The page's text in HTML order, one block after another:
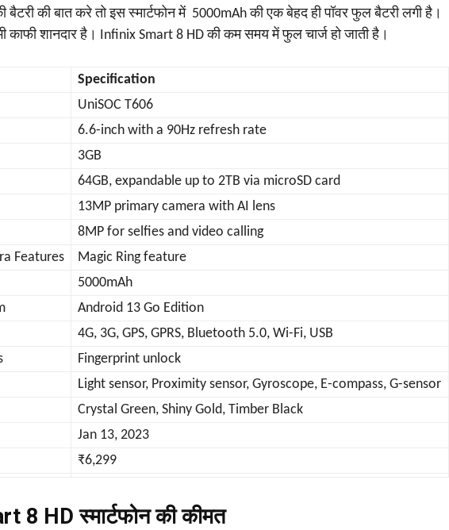
बैटरी की बात करे तो इस स्‍मार्टफोन में 5000mAh की एक बेहद ही पॉवर फुल बैटरी लगी है।
काफी शानदार है। Infinix Smart 8 HD की कम समय में फुल चार्ज हो जाती है।
Specification
UniSOC T606
6.6-inch with a 90Hz refresh rate
3GB
64GB, expandable up to 2TB via microSD card
13MP primary camera with AI lens
8MP for selfies and video calling
Features
Magic Ring feature
5000mAh
Android 13 Go Edition
4G, 3G, GPS, GPRS, Bluetooth 5.0, Wi-Fi, USB
Fingerprint unlock
Light sensor, Proximity sensor, Gyroscope, E-compass, G-sensor
Crystal Green, Shiny Gold, Timber Black
Jan 13, 2023
₹6,299
8 HD स्‍मार्टफोन की कीमत